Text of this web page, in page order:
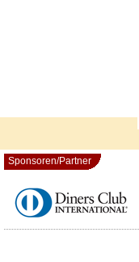
Sponsoren/Partner